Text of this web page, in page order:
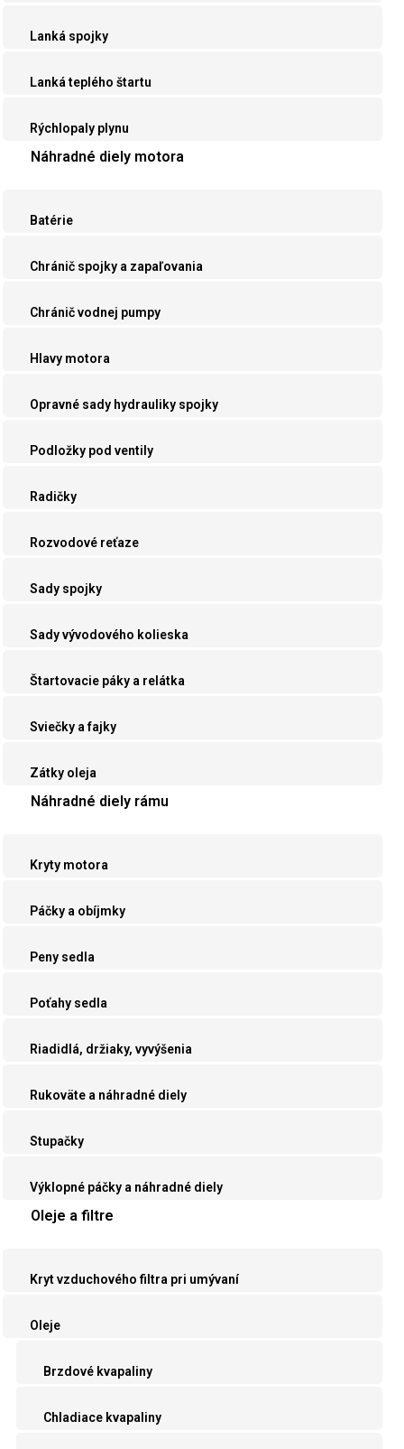
Lanká spojky
Lanká teplého štartu
Rýchlopaly plynu
Náhradné diely motora
Batérie
Chránič spojky a zapaľovania
Chránič vodnej pumpy
Hlavy motora
Opravné sady hydrauliky spojky
Podložky pod ventily
Radičky
Rozvodové reťaze
Sady spojky
Sady vývodového kolieska
Štartovacie páky a relátka
Sviečky a fajky
Zátky oleja
Náhradné diely rámu
Kryty motora
Páčky a obíjmky
Peny sedla
Poťahy sedla
Riadidlá, držiaky, vyvýšenia
Rukoväte a náhradné diely
Stupačky
Výklopné páčky a náhradné diely
Oleje a filtre
Kryt vzduchového filtra pri umývaní
Oleje
Brzdové kvapaliny
Chladiace kvapaliny